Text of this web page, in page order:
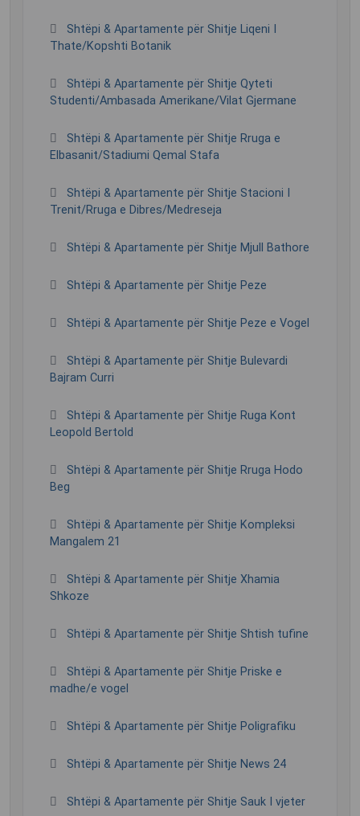
Shtëpi & Apartamente për Shitje Liqeni I
Thate/Kopshti Botanik
Shtëpi & Apartamente për Shitje Qyteti
Studenti/Ambasada Amerikane/Vilat Gjermane
Shtëpi & Apartamente për Shitje Rruga e
Elbasanit/Stadiumi Qemal Stafa
Shtëpi & Apartamente për Shitje Stacioni I
Trenit/Rruga e Dibres/Medreseja
Shtëpi & Apartamente për Shitje Mjull Bathore
Shtëpi & Apartamente për Shitje Peze
Shtëpi & Apartamente për Shitje Peze e Vogel
Shtëpi & Apartamente për Shitje Bulevardi
Bajram Curri
Shtëpi & Apartamente për Shitje Ruga Kont
Leopold Bertold
Shtëpi & Apartamente për Shitje Rruga Hodo
Beg
Shtëpi & Apartamente për Shitje Kompleksi
Mangalem 21
Shtëpi & Apartamente për Shitje Xhamia
Shkoze
Shtëpi & Apartamente për Shitje Shtish tufine
Shtëpi & Apartamente për Shitje Priske e
madhe/e vogel
Shtëpi & Apartamente për Shitje Poligrafiku
Shtëpi & Apartamente për Shitje News 24
Shtëpi & Apartamente për Shitje Sauk I vjeter